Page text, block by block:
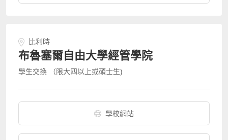
比利時
布魯塞爾自由大學經管學院
學生交換 （限大四以上或碩士生)
學校網站